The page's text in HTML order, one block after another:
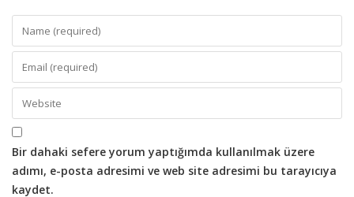
Bir dahaki sefere yorum yaptığımda kullanılmak üzere
adımı, e-posta adresimi ve web site adresimi bu tarayıcıya
kaydet.